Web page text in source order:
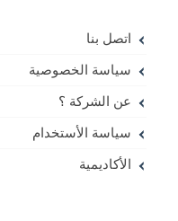
اتصل بنا
سياسة الخصوصية
عن الشركة ؟
سياسة الأستخدام
الأكاديمية